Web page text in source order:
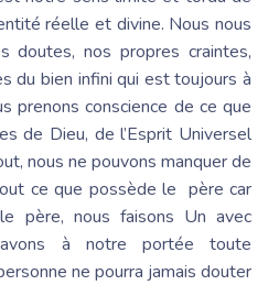
réelle et divine. Nous nous
doutes, nos propres craintes,
du bien infini qui est toujours à
prenons conscience de ce que
de Dieu, de l’Esprit Universel
nous ne pouvons manquer de
ce que possède le père car
père, nous faisons Un avec
à notre portée toute
ne pourra jamais douter